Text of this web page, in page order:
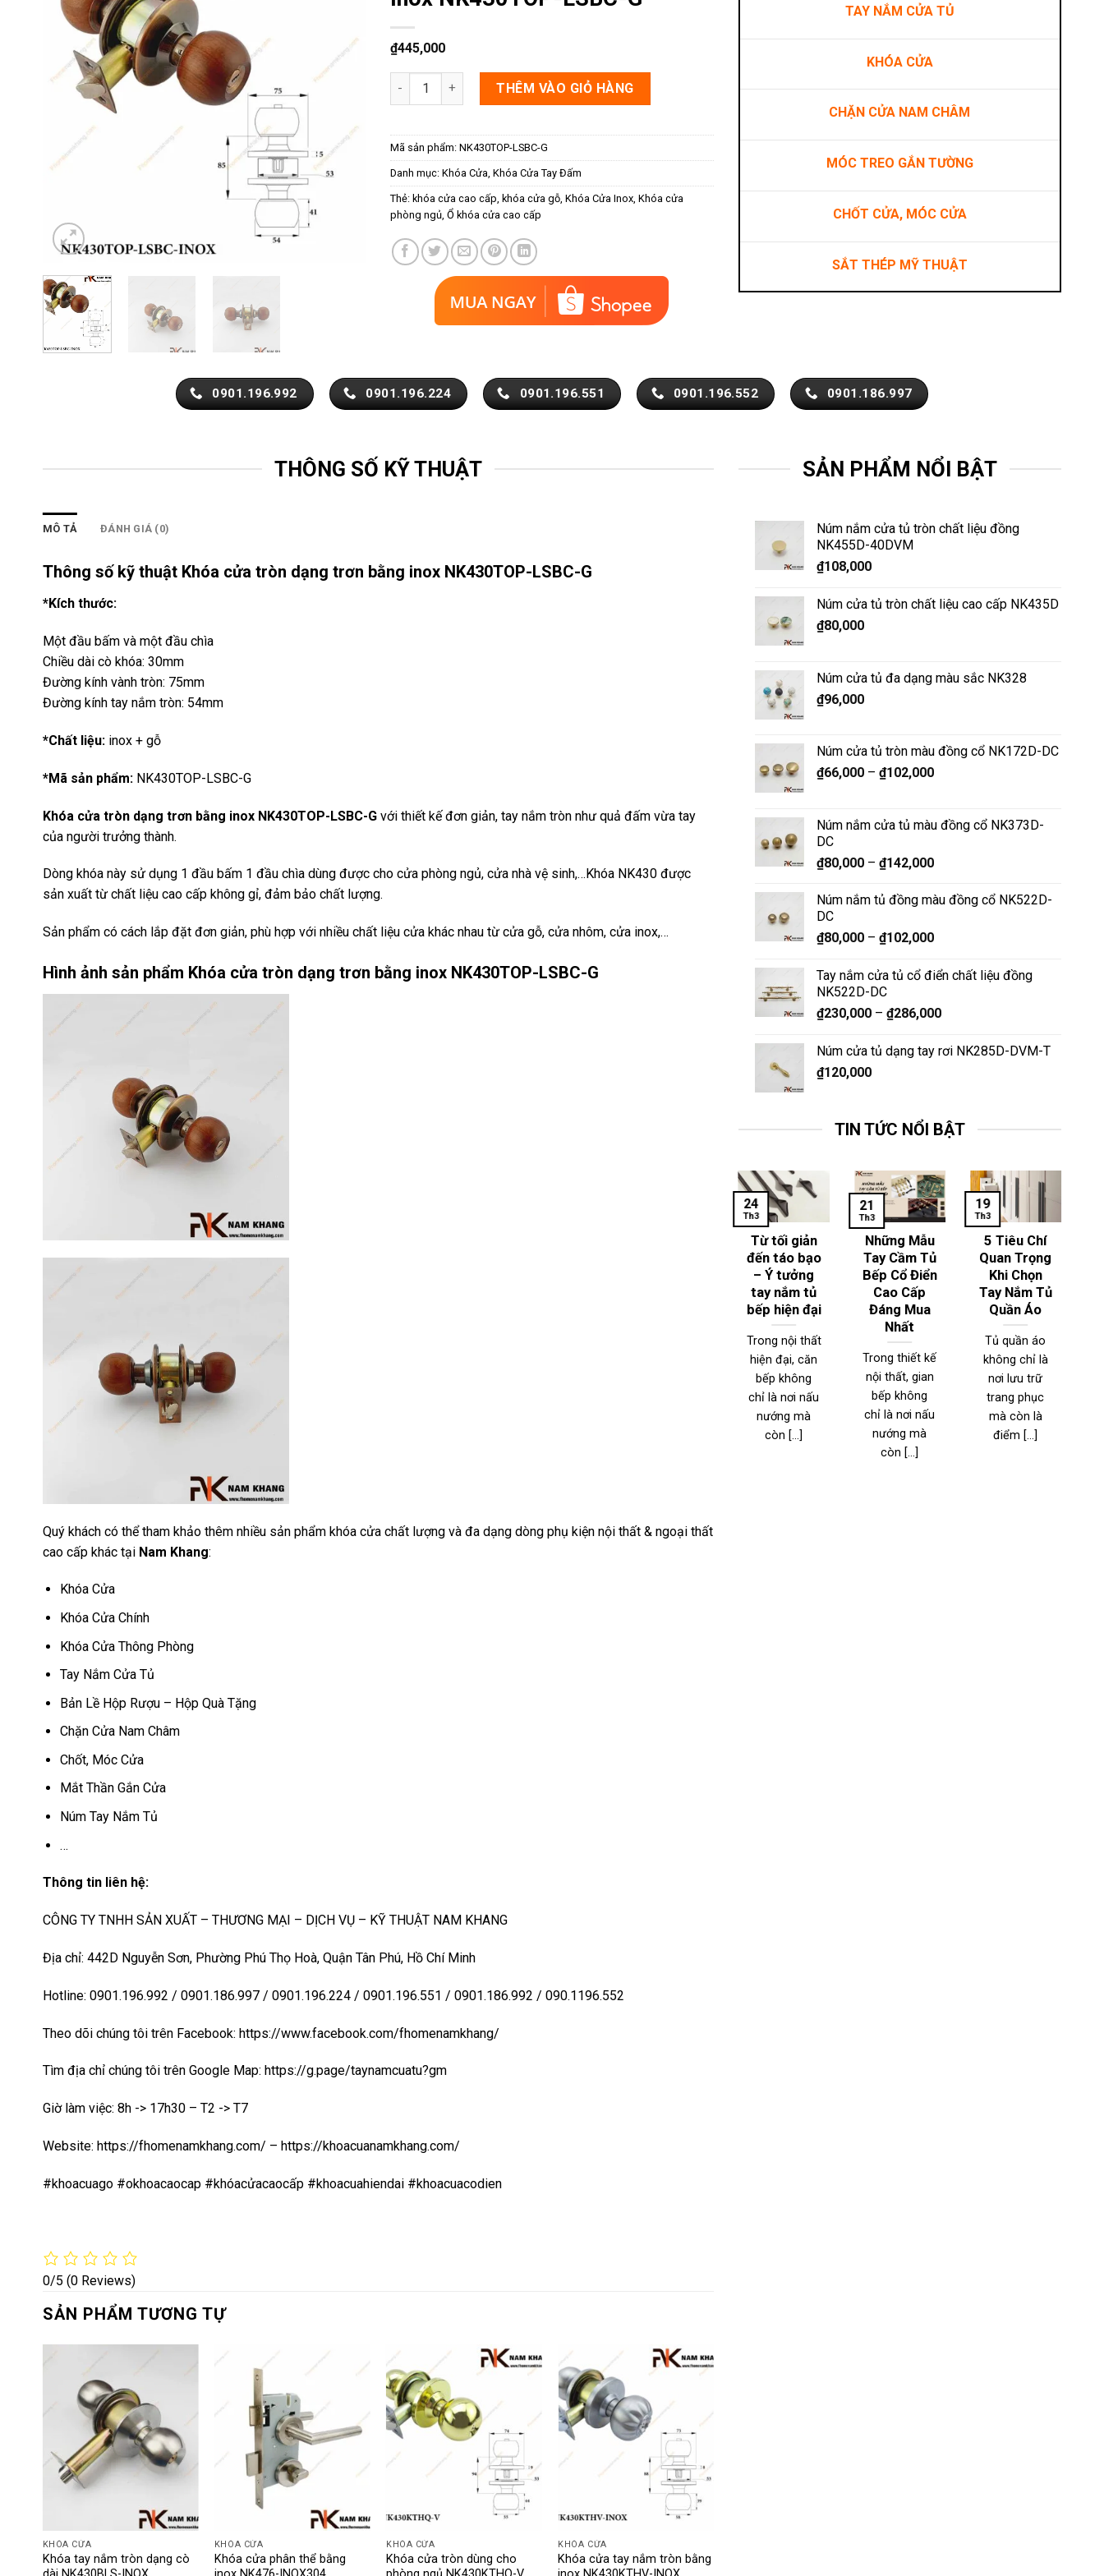
₫445,000
Khóa cửa tròn dạng trơn bằng inox NK430TOP-LSBC-G số lượng
THÊM VÀO GIỎ HÀNG
Mã sản phẩm:NK430TOP-LSBC-G
Danh mục:Khóa Cửa,Khóa Cửa Tay Đấm
Thẻ: khóa cửa cao cấp, khóa cửa gỗ,Khóa Cửa Inox,Khóa cửa
phòng ngủ,Ổ khóa cửa cao cấp
TAY NẮM CỬA TỦ
KHÓA CỬA
CHẶN CỬA NAM CHÂM
MÓC TREO GẮN TƯỜNG
CHỐT CỬA, MÓC CỬA
SẮT THÉP MỸ THUẬT
0901.196.992 0901.196.224 0901.196.551 0901.196.552 0901.186.997
THÔNG SỐ KỸ THUẬT
MÔ TẢ ĐÁNH GIÁ (0)
Thông số kỹ thuật Khóa cửa tròn dạng trơn bằng inox NK430TOP-LSBC-G
*Kích thước:
Một đầu bấm và một đầu chìa
Chiều dài cò khóa: 30mm
Đường kính vành tròn: 75mm
Đường kính tay nắm tròn: 54mm
*Chất liệu: inox + gỗ
*Mã sản phẩm: NK430TOP-LSBC-G
Khóa cửa tròn dạng trơn bằng inox NK430TOP-LSBC-G với thiết kế đơn giản, tay nắm tròn như quả đấm vừa tay
của người trưởng thành.
Dòng khóa này sử dụng 1 đầu bấm 1 đầu chìa dùng được cho cửa phòng ngủ, cửa nhà vệ sinh,…Khóa NK430 được
sản xuất từ chất liệu cao cấp không gỉ, đảm bảo chất lượng.
Sản phẩm có cách lắp đặt đơn giản, phù hợp với nhiều chất liệu cửa khác nhau từ cửa gỗ, cửa nhôm, cửa inox,…
Hình ảnh sản phẩm Khóa cửa tròn dạng trơn bằng inox NK430TOP-LSBC-G
Quý khách có thể tham khảo thêm nhiều sản phẩm khóa cửa chất lượng và đa dạng dòng phụ kiện nội thất & ngoại thất
cao cấp khác tại Nam Khang:
Khóa Cửa
Khóa Cửa Chính
Khóa Cửa Thông Phòng
Tay Nắm Cửa Tủ
Bản Lề Hộp Rượu – Hộp Quà Tặng
Chặn Cửa Nam Châm
Chốt, Móc Cửa
Mắt Thần Gắn Cửa
Núm Tay Nắm Tủ
…
Thông tin liên hệ:
CÔNG TY TNHH SẢN XUẤT – THƯƠNG MẠI – DỊCH VỤ – KỸ THUẬT NAM KHANG
Địa chỉ: 442D Nguyễn Sơn, Phường Phú Thọ Hoà, Quận Tân Phú, Hồ Chí Minh
Hotline: 0901.196.992 / 0901.186.997 / 0901.196.224 / 0901.196.551 / 0901.186.992 / 090.1196.552
Theo dõi chúng tôi trên Facebook: https://www.facebook.com/fhomenamkhang/
Tìm địa chỉ chúng tôi trên Google Map: https://g.page/taynamcuatu?gm
Giờ làm việc: 8h -> 17h30 – T2 -> T7
Website: https://fhomenamkhang.com/ – https://khoacuanamkhang.com/
#khoacuago #okhoacaocap #khóacửacaocấp #khoacuahiendai #khoacuacodien
0/5 (0 Reviews)
SẢN PHẨM TƯƠNG TỰ
KHÓA CỬA
Khóa tay nắm tròn dạng cò
KHÓA CỬA
Khóa cửa phân thể bằng
KHÓA CỬA
Khóa cửa tròn dùng cho
KHÓA CỬA
Khóa cửa tay nắm tròn bằng
SẢN PHẨM NỔI BẬT
Núm nắm cửa tủ tròn chất liệu đồng
NK455D-40DVM
₫108,000
Núm cửa tủ tròn chất liệu cao cấp NK435D
₫80,000
Núm cửa tủ đa dạng màu sắc NK328
₫96,000
Núm cửa tủ tròn màu đồng cổ NK172D-DC
₫66,000 –₫102,000
Núm nắm cửa tủ màu đồng cổ NK373D-
DC
₫80,000 –₫142,000
Núm nắm tủ đồng màu đồng cổ NK522D-
DC
₫80,000 –₫102,000
Tay nắm cửa tủ cổ điển chất liệu đồng
NK522D-DC
₫230,000 –₫286,000
Núm cửa tủ dạng tay rơi NK285D-DVM-T
₫120,000
TIN TỨC NỔI BẬT
Từ tối giản
đến táo bạo
– Ý tưởng
tay nắm tủ
bếp hiện đại
Trong nội thất
hiện đại, căn
bếp không
chỉ là nơi nấu
nướng mà
còn [...]
24
Th3
Những Mẫu
Tay Cầm Tủ
Bếp Cổ Điển
Cao Cấp
Đáng Mua
Nhất
Trong thiết kế
nội thất, gian
bếp không
chỉ là nơi nấu
nướng mà
còn [...]
21
Th3
5 Tiêu Chí
Quan Trọng
Khi Chọn
Tay Nắm Tủ
Quần Áo
Tủ quần áo
không chỉ là
nơi lưu trữ
trang phục
mà còn là
điểm [...]
19
Th3
Hướng dẫn
sử dụng tay